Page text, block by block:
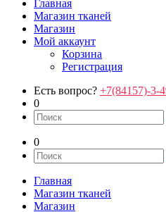
Главная
Магазин тканей
Магазин
Мой аккаунт
Корзина
Регистрация
Есть вопрос? +7(84157)-3-
0
0
Главная
Магазин тканей
Магазин